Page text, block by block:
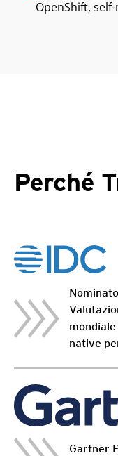
OpenShift,
Perché
native
Gartner